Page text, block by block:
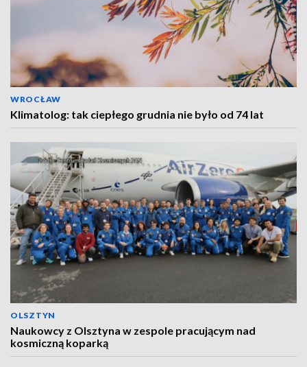
WROCŁAW
Klimatolog: tak ciepłego grudnia nie było od 74 lat
OLSZTYN
Naukowcy z Olsztyna w zespole pracującym nad
kosmiczną koparką